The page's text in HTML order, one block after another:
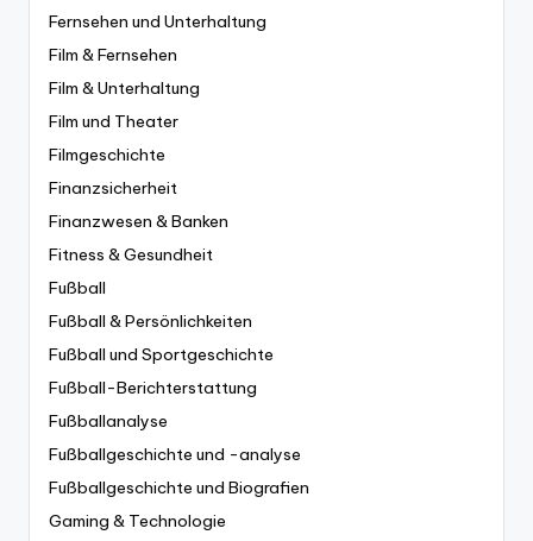
Fernsehen und Unterhaltung
Film & Fernsehen
Film & Unterhaltung
Film und Theater
Filmgeschichte
Finanzsicherheit
Finanzwesen & Banken
Fitness & Gesundheit
Fußball
Fußball & Persönlichkeiten
Fußball und Sportgeschichte
Fußball-Berichterstattung
Fußballanalyse
Fußballgeschichte und -analyse
Fußballgeschichte und Biografien
Gaming & Technologie